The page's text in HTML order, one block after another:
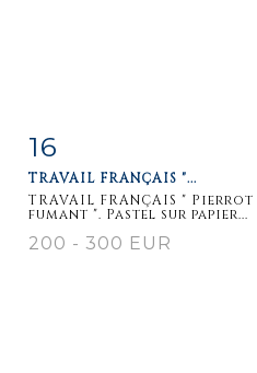
Item detail
16
TRAVAIL FRANÇAIS "...
TRAVAIL FRANÇAIS " Pierrot
fumant ". Pastel sur papier...
200 - 300 EUR